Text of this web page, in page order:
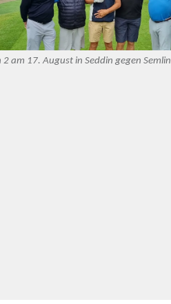
2 am 17. August in Seddin gegen Semlin